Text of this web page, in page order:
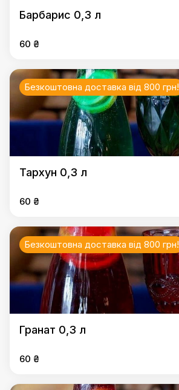
Барбарис 0,3 л
60 ₴
Безкоштовна доставка від 800 грн!
Тархун 0,3 л
60 ₴
Безкоштовна доставка від 800 грн!
Гранат 0,3 л
60 ₴